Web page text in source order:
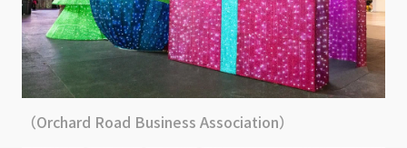
（Orchard Road Business Association）